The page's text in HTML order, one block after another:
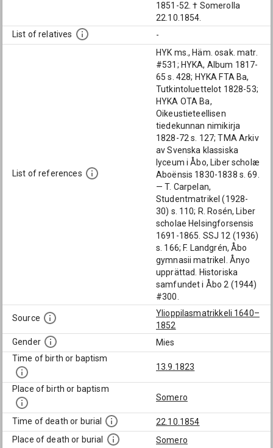
1851-52. † Somerolla
22.10.1854.
List of relatives
-
List of references
HYK ms., Häm. osak. matr.
#531; HYKA, Album 1817-
65 s. 428; HYKA FTA Ba,
Tutkintoluettelot 1828-53;
HYKA OTA Ba,
Oikeustieteellisen
tiedekunnan nimikirja
1828-72 s. 127; TMA Arkiv
av Svenska klassiska
lyceum i Åbo, Liber scholæ
Aboënsis 1830-1838 s. 69.
— T. Carpelan,
Studentmatrikel (1928-
30) s. 110; R. Rosén, Liber
scholae Helsingforsensis
1691-1865. SSJ 12 (1936)
s. 166; F. Landgrén, Åbo
gymnasii matrikel. Ånyo
upprättad. Historiska
samfundet i Åbo 2 (1944)
#300.
Source
Ylioppilasmatrikkeli 1640–
1852
Gender
Mies
Time of birth or baptism
13.9.1823
Place of birth or baptism
Somero
Time of death or burial
22.10.1854
Place of death or burial
Somero